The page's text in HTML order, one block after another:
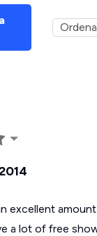
excellent
a lot of free